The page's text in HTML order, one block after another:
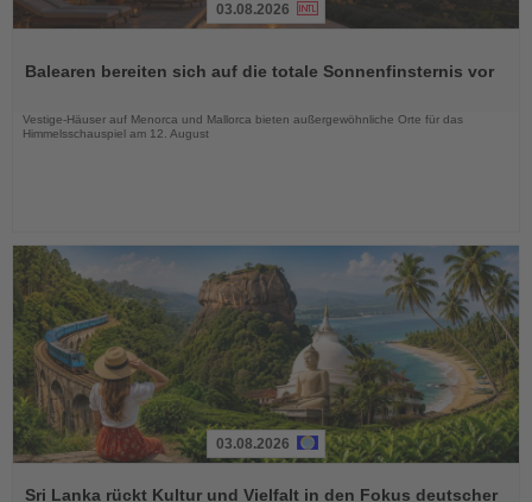
die
03.08.2026
Balearen bereiten sich auf die totale Sonnenfinsternis vor
Vestige-Häuser auf Menorca und Mallorca bieten außergewöhnliche Orte für das
Himmelsschauspiel am 12. August
Sie
03.08.2026
Sri Lanka rückt Kultur und Vielfalt in den Fokus deutscher